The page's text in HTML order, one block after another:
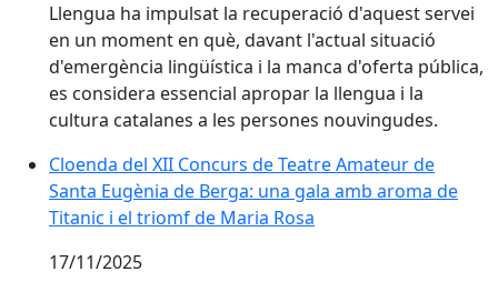
Llengua ha impulsat la recuperació d'aquest servei
en un moment en què, davant l'actual situació
d'emergència lingüística i la manca d'oferta pública,
es considera essencial apropar la llengua i la
cultura catalanes a les persones nouvingudes.
Cloenda del XII Concurs de Teatre Amateur de
Cloenda del XII Concurs de Teatre Amateur de
Santa Eugènia de Berga: una gala amb aroma de
Titanic i el triomf de Maria Rosa
17/11/2025